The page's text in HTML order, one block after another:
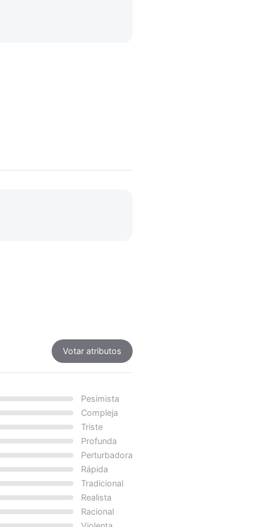
Votar atributos
Pesimista
Compleja
Triste
Profunda
Perturbadora
Rápida
Tradicional
Realista
Racional